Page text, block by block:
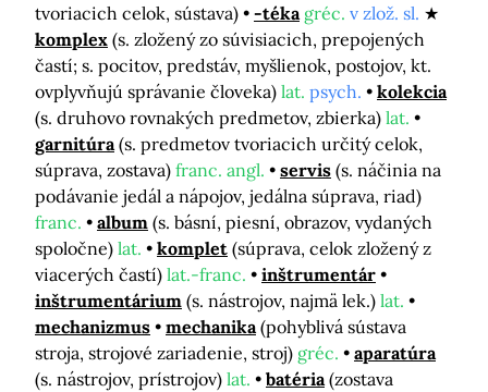
tvoriacich celok, sústava)
-téka gréc. v zlož. sl.
komplex (s. zložený zo súvisiacich, prepojených
častí; s. pocitov, predstáv, myšlienok, postojov, kt.
ovplyvňujú správanie človeka) lat. psych.
kolekcia
(s. druhovo rovnakých predmetov, zbierka) lat.
garnitúra (s. predmetov tvoriacich určitý celok,
súprava, zostava) franc. angl. servis (s. náčinia na
podávanie jedál a nápojov, jedálna súprava, riad)
franc.
album (s. básní, piesní, obrazov, vydaných
spoločne) lat. komplet (súprava, celok zložený z
viacerých častí) lat.-franc.
inštrumentár
inštrumentárium (s. nástrojov, najmä lek.) lat.
mechanizmus
mechanika (pohyblivá sústava
stroja, strojové zariadenie, stroj) gréc.
aparatúra
(s. nástrojov, prístrojov) lat. batéria (zostava